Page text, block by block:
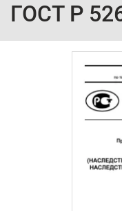
ГОСТ Р